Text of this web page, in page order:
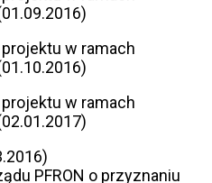
w ramach
w ramach
PFRON o przyznaniu